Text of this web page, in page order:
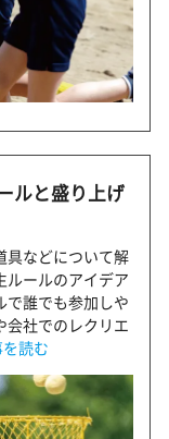
ルと盛り上げ
具などについて解
ルールのアイデア
で誰でも参加しや
会社でのレクリエ
読む